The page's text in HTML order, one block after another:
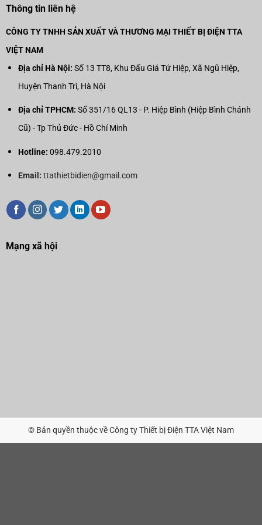
Thông tin liên hệ
CÔNG TY TNHH SẢN XUẤT VÀ THƯƠNG MẠI THIẾT BỊ ĐIỆN TTA
VIỆT NAM
Địa chỉ Hà Nội: Số 13 TT8, Khu Đấu Giá Tứ Hiệp, Xã Ngũ Hiệp,
Huyện Thanh Trì, Hà Nội
Địa chỉ TPHCM: Số 351/16 QL13 - P. Hiệp Bình (Hiệp Bình Chánh
Cũ) - Tp Thủ Đức - Hồ Chí Minh
Hotline: 098.479.2010
Email: ttathietbidien@gmail.com
Mạng xã hội
© Bản quyền thuộc về Công ty Thiết bị Điện TTA Việt Nam